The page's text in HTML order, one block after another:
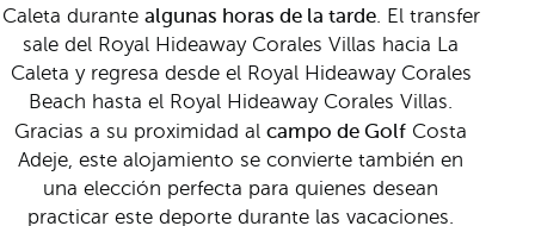
Caleta durante algunas horas de la tarde. El transfer
sale del Royal Hideaway Corales Villas hacia La
Caleta y regresa desde el Royal Hideaway Corales
Beach hasta el Royal Hideaway Corales Villas.
Gracias a su proximidad alcampo de Golf Costa
Adeje, este alojamiento se convierte también en
una elección perfecta para quienes desean
practicar este deporte durante las vacaciones.